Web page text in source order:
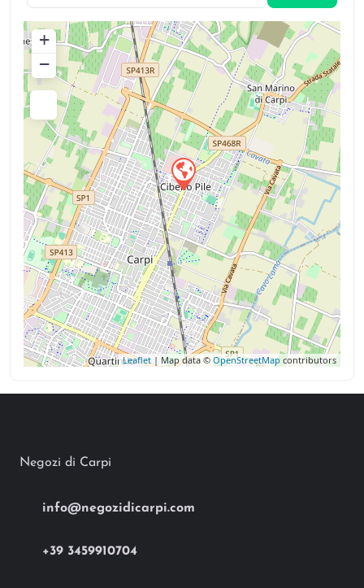
+
−
Leaflet| Map data © OpenStreetMap contributors
Negozi di Carpi
info@negozidicarpi.com
+39 3459910704